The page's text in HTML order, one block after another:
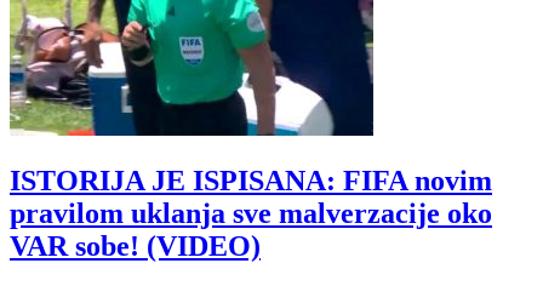
ISTORIJA JE ISPISANA: FIFA novim
pravilom uklanja sve malverzacije oko
VAR sobe! (VIDEO)